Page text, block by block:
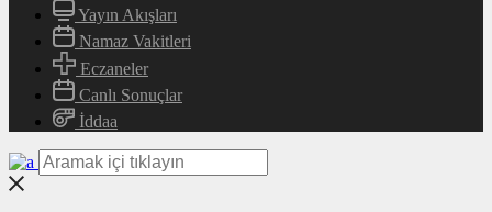
Yayın Akışları
Namaz Vakitleri
Eczaneler
Canlı Sonuçlar
İddaa